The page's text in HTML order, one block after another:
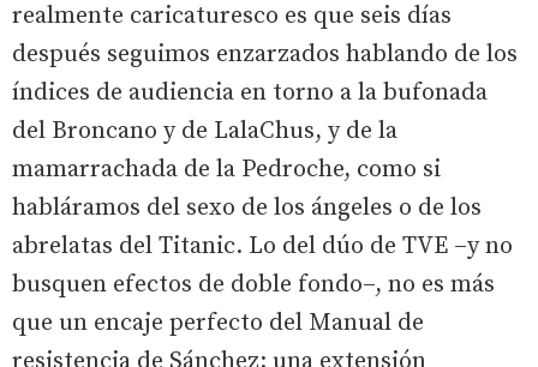
realmente caricaturesco es que seis días
después seguimos enzarzados hablando de los
índices de audiencia en torno a la bufonada
del Broncano y de LalaChus, y de la
mamarrachada de la Pedroche, como si
habláramos del sexo de los ángeles o de los
abrelatas del Titanic. Lo del dúo de TVE –y no
busquen efectos de doble fondo–, no es más
que un encaje perfecto del Manual de